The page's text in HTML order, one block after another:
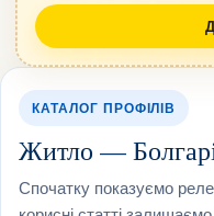
КАТАЛОГ ПРОФІЛІВ
Житло —
Спочатку показуємо